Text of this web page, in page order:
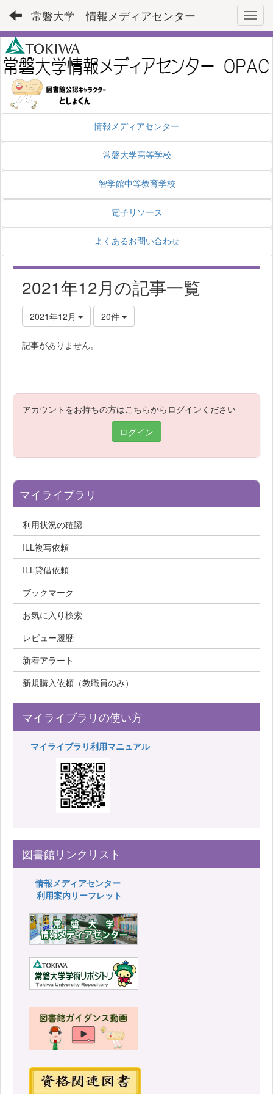
常磐大学 情報メディアセンター
情報メディアセンター
常磐大学高等学校
智学館中等教育学校
電子リソース
よくあるお問い合わせ
2021年12月の記事一覧
2021年12月 20件
記事がありません。
アカウントをお持ちの方はこちらからログインください
ログイン
マイライブラリ
利用状況の確認
ILL複写依頼
ILL貸借依頼
ブックマーク
お気に入り検索
レビュー履歴
新着アラート
新規購入依頼（教職員のみ）
マイライブラリの使い方
マイライブラリ利用マニュアル
図書館リンクリスト
情報メディアセンター
利用案内リーフレット